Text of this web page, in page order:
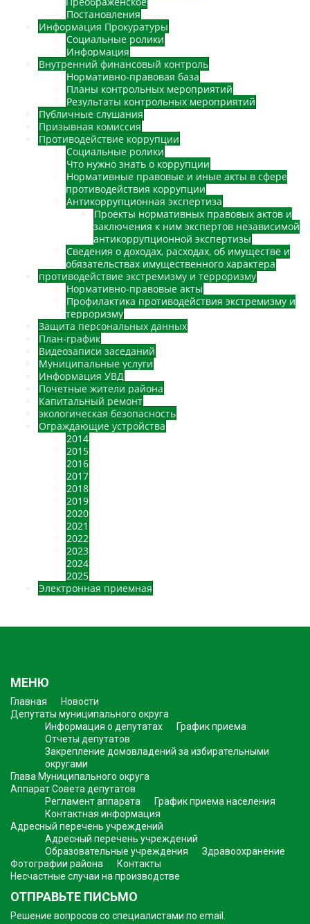
Постановления
Информация Прокуратуры
Социальные ролики
Информация
Внутренний финансовый контроль
Нормативно-правовая база
Планы контрольных мероприятий
Результаты контрольных мероприятий
Публичные слушания
Призывная комиссия
Противодействие коррупции
Социальные ролики
Что нужно знать о коррупции
Нормативные правовые и иные акты в сфере
противодействия коррупции
Антикоррупционная экспертиза
Проекты нормативных правовых актов и
заключения к ним экспертов независимой
антикоррупционной экспертизы
Сведения о доходах, расходах, об имуществе и
обязательствах имущественного характера
противодействие экстремизму и терроризму
Нормативно-правовые акты
Профилактика противодействия экстремизму и
терроризму
Защита персональных данных
План-график
Видеозаписи заседаний
Муниципальные услуги
Информация УВД
Почетные жители района
Капитальный ремонт
экологическая безопасность
Ограждающие устройства
2014
2015
2016
2017
2018
2019
2020
2021
2022
2023
2024
2025
Электронная приемная
МЕНЮ
Главная
Новости
Депутаты муниципального округа
Информация о депутатах
График приема
Отчеты депутатов
Закрепление домовладений за избирательными
округами
Глава Муниципального округа
Аппарат Совета депутатов
Регламент аппарата
График приема населения
Контактная информация
Адресный перечень учреждений
Адресный перечень учреждений
Образовательные учреждения
Здравоохранение
Фотографии района
Контакты
Несчастные случаи на производстве
ОТПРАВЬТЕ ПИСЬМО
Решение вопросов со специалистами по email.